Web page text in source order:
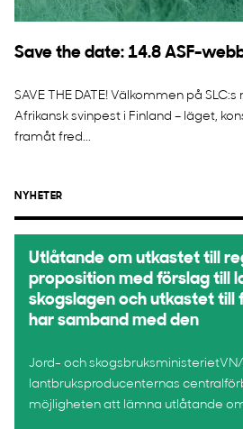
Save the date: 14.8 ASF-
SAVE THE DATE! Välkommen på
Afrikansk svinpest i Finland – läget,
framåt fred...
NYHETER
Utlåtande om utkastet till
proposition med förslag till
skogslagen och utkastet till
har samband med den
Jord- och
lantbruksproducenternas
möjligheten att lämna utlåtande